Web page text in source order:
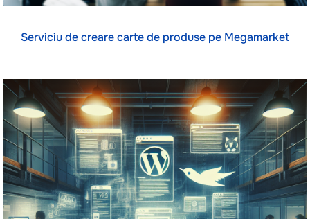
Serviciu de creare carte de produse pe Megamarket